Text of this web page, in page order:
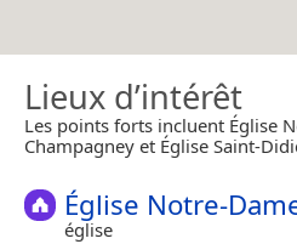
Lieux d’intérêt
Les points forts incluent Église
Champagney et Église Saint-
Église Notre-
église